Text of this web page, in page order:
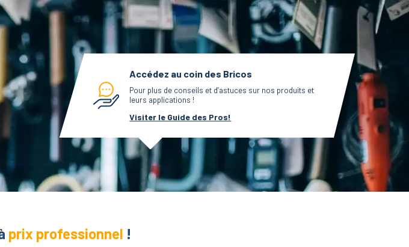
Accédez au coin des Bricos
Pour plus de conseils et d’astuces sur nos produits et
leurs applications !
Visiter le Guide des Pros!
prix professionnel !